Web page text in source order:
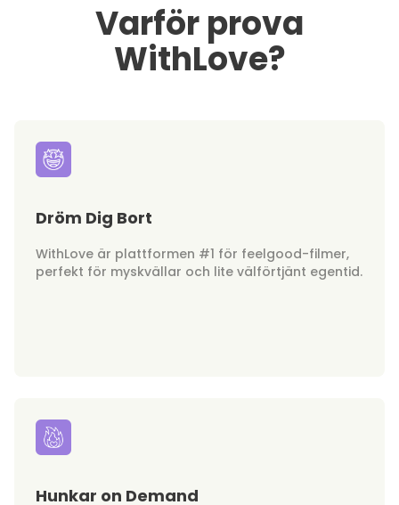
Varför prova
WithLove?
Dröm Dig Bort
WithLove är plattformen #1 för feelgood-filmer,
perfekt för myskvällar och lite välförtjänt egentid.
Hunkar on Demand